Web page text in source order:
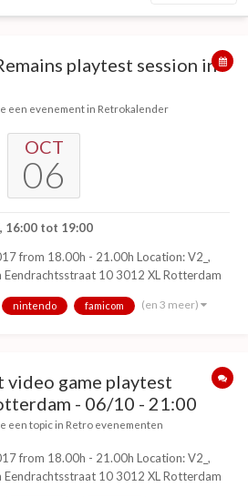
playtest session in
een evenement in Retrokalender
OCT
06
16:00 tot 19:00
from 18.00h - 21.00h Location: V2_,
10 3012 XL Rotterdam
Entertainment System (NES). It is
nintendo famicom (en 3 meer)
game playtest
- 06/10 - 21:00
een topic in Retro evenementen
from 18.00h - 21.00h Location: V2_,
10 3012 XL Rotterdam